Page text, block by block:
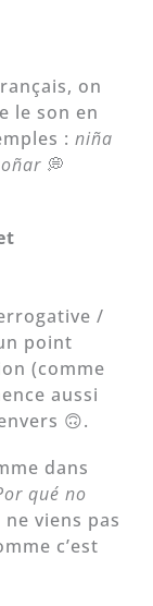
on
le son en
:niña
💭
/
point
(comme
aussi
🙃.
dans
qué no
viens pas
c’est